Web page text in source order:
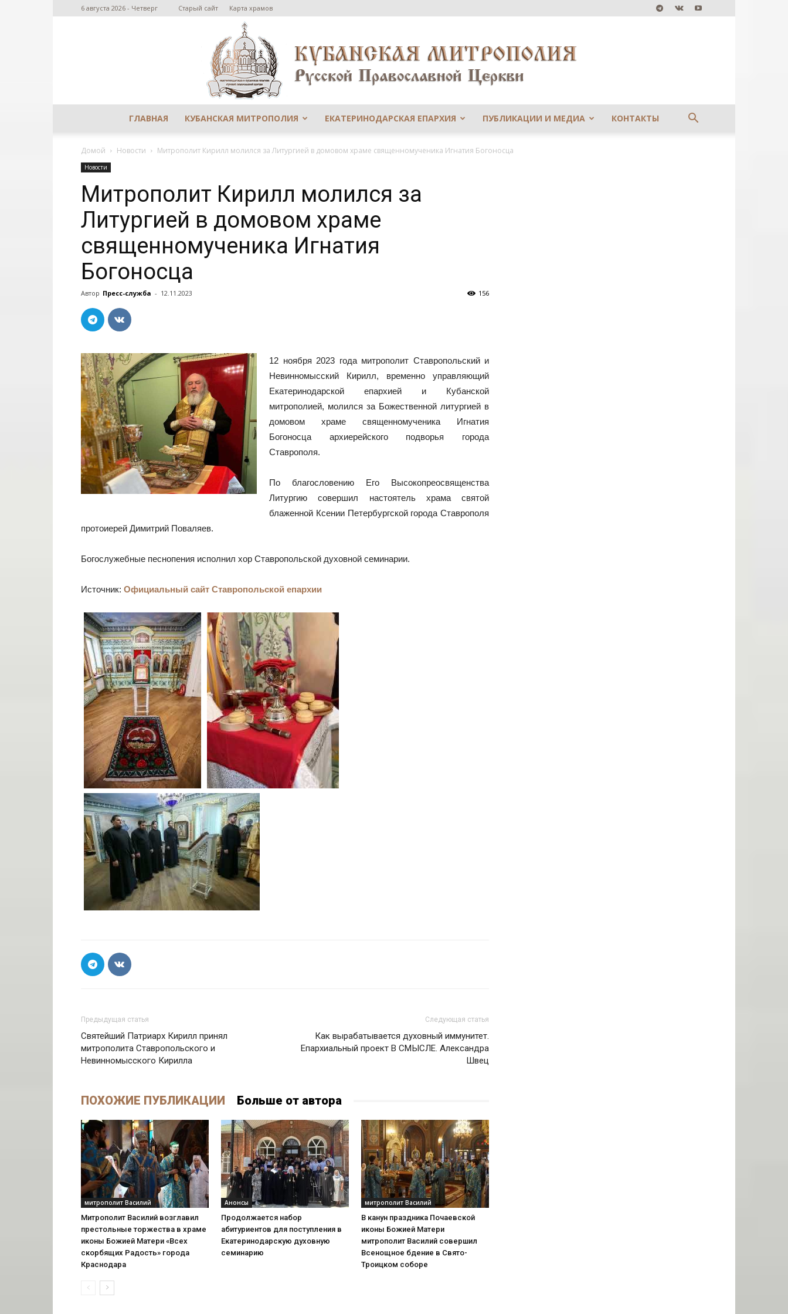
6 августа 2026 - Четверг Старый сайт Карта храмов
ГЛАВНАЯ КУБАНСКАЯ МИТРОПОЛИЯ ЕКАТЕРИНОДАРСКАЯ ЕПАРХИЯ ПУБЛИКАЦИИ И МЕДИА КОНТАКТЫ
Домой Новости Митрополит Кирилл молился за Литургией в домовом храме священномученика Игнатия Богоносца
Новости
Митрополит Кирилл молился за
Литургией в домовом храме
священномученика Игнатия
Богоносца
Автор Пресс-служба - 12.11.2023 156
12 ноября 2023 года митрополит Ставропольский и
Невинномысский Кирилл, временно управляющий
Екатеринодарской епархией и Кубанской
митрополией, молился за Божественной литургией в
домовом храме священномученика Игнатия
Богоносца архиерейского подворья города
Ставрополя.
По благословению Его Высокопреосвященства
Литургию совершил настоятель храма святой
блаженной Ксении Петербургской города Ставрополя
протоиерей Димитрий Поваляев.
Богослужебные песнопения исполнил хор Ставропольской духовной семинарии.
Источник: Официальный сайт Ставропольской епархии
Предыдущая статья
Святейший Патриарх Кирилл принял
митрополита Ставропольского и
Невинномысского Кирилла
Следующая статья
Как вырабатывается духовный иммунитет.
Епархиальный проект В СМЫСЛЕ. Александра
Швец
ПОХОЖИЕ ПУБЛИКАЦИИ Больше от автора
митрополит Василий
Митрополит Василий возглавил
престольные торжества в храме
иконы Божией Матери «Всех
скорбящих Радость» города
Краснодара
Анонсы
Продолжается набор
абитуриентов для поступления в
Екатеринодарскую духовную
семинарию
митрополит Василий
В канун праздника Почаевской
иконы Божией Матери
митрополит Василий совершил
Всенощное бдение в Свято-
Троицком соборе